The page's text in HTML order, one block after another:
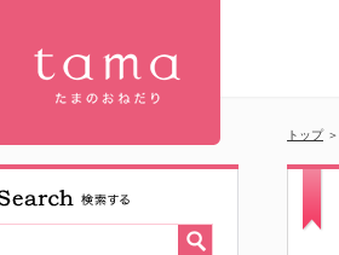
ットステ
ジ【数量
トップ ＞